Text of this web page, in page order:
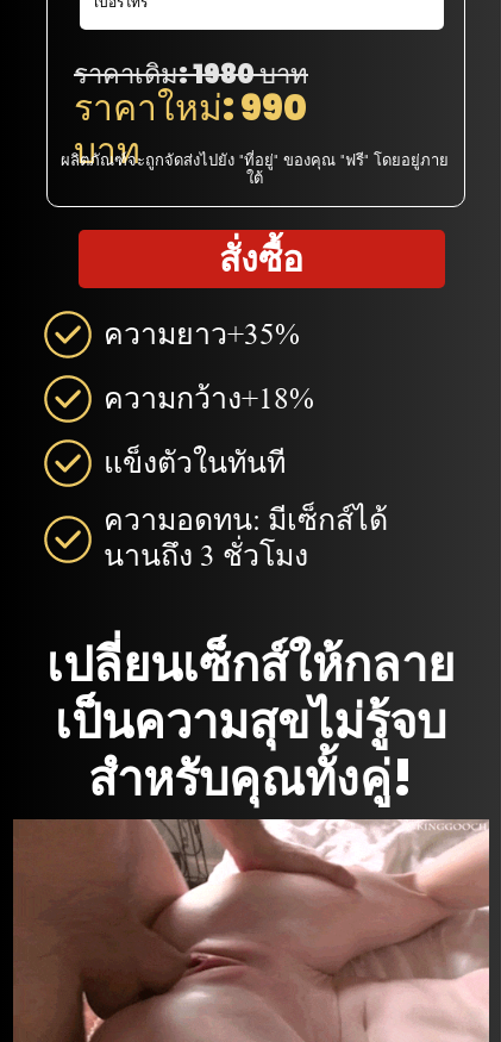
ความยาว+35%
ความกว้าง+18%
แข็งตัวในทันที
ความอดทน: มีเซ็กส์ได้
นานถึง 3 ชั่วโมง
สั่งซื้อ
ราคาเดิม: 1980 บาท
ราคาใหม่: 990
บาท
ผลิตภัณฑ์จะถูกจัดส่งไปยัง "ที่อยู่" ของคุณ "ฟรี" โดยอยู่ภาย
ใต้
เปลี่ยนเซ็กส์ให้กลาย
เป็นความสุขไม่รู้จบ
สำหรับคุณทั้งคู่!